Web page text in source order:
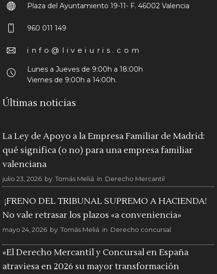
Plaza del Ayuntamiento 19-11- F. 46002 Valencia
960 011 149
info@liveiuris.com
Lunes a Jueves de 9:00h a 18:00h
Viernes de 9:00h a 14:00h.
Últimas noticias
La Ley de Apoyo a la Empresa Familiar de Madrid:
qué significa (o no) para una empresa familiar
valenciana
julio 23, 2026 by Tomás Meliá in Derecho Mercantil
¡FRENO DEL TRIBUNAL SUPREMO A HACIENDA!
No vale retrasar los plazos «a conveniencia»
mayo 24, 2026 by Tomás Meliá in Derecho concursal
«El Derecho Mercantil y Concursal en España
atraviesa en 2026 su mayor transformación